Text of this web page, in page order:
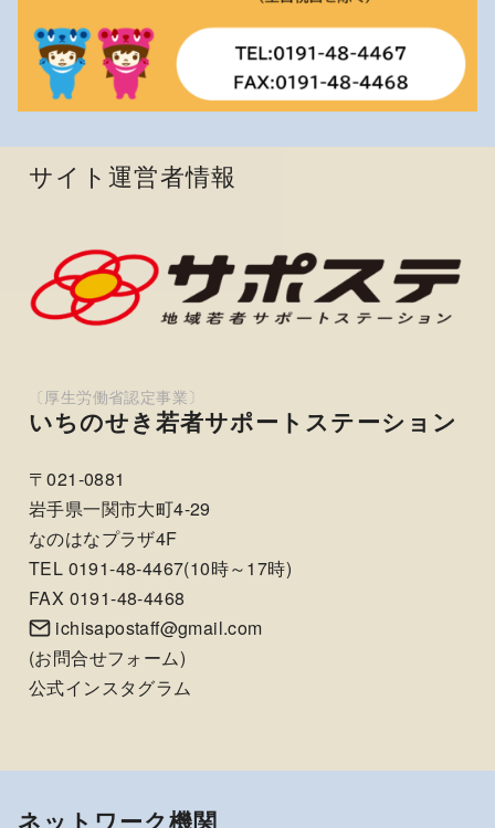
サイト運営者情報
いちのせき若者サポートステーション
〒021-0881
岩手県一関市大町4-29
なのはなプラザ4F
TEL 0191-48-4467(10時～17時)
FAX 0191-48-4468
ichisapostaff@gmail.com
(お問合せフォーム)
公式インスタグラム
ネットワーク機関